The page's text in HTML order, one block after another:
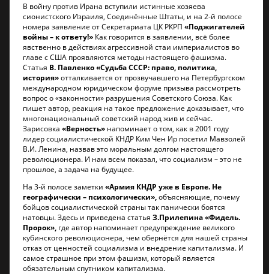
В войну против Ирана вступили истинные хозяева
сионистского Израиля, Соединённые Штаты, и на 2-й полосе
номера заявление от Секретариата ЦК РКРП«Поджигателей
войны – к ответу!» Как говорится в заявлении, всё более
явственно в действиях агрессивной стаи империалистов во
главе с США проявляются методы настоящего фашизма.
Статья В. Павленко «Судьба СССР: право, политика,
история»отталкивается от прозвучавшего на Петербургском
международном юридическом форуме призыва рассмотреть
вопрос о «законности» разрушения Советского Союза. Как
пишет автор, реакция на такое предложение доказывает, что
многонациональный советский народ жив и сейчас.
Зарисовка«Верность» напоминает о том, как в 2001 году
лидер социалистической КНДР Ким Чен Ир посетил Мавзолей
В.И. Ленина, назвав это моральным долгом настоящего
революционера. И нам всем показал, что социализм – это не
прошлое, а задача на будущее.
На 3-й полосе заметки«Армия КНДР уже в Европе. Не
географически – психологически»,объясняющие, почему
бойцов социалистической страны так панически боятся
натовцы. Здесь и приведена статьяЗ.Прилепина «Фидель.
Пророк», где автор напоминает предупреждение великого
кубинского революционера, чем обернётся для нашей страны
отказ от ценностей социализма и внедрение капитализма. И
самое страшное при этом фашизм, который является
обязательным спутником капитализма.